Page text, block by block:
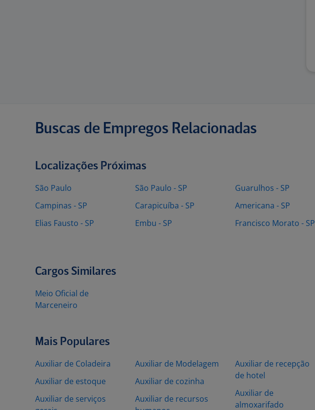
Buscas de Empregos Relacionadas
Localizações Próximas
São Paulo
Campinas - SP
Elias Fausto - SP
São Paulo - SP
Carapicuíba - SP
Embu - SP
Guarulhos - SP
Americana - SP
Francisco Morato - SP
Cargos Similares
Meio Oficial de
Marceneiro
Mais Populares
Auxiliar de Coladeira
Auxiliar de estoque
Auxiliar de serviços
Auxiliar de Modelagem
Auxiliar de cozinha
Auxiliar de recursos
Auxiliar de recepção
de hotel
Auxiliar de
almoxarifado